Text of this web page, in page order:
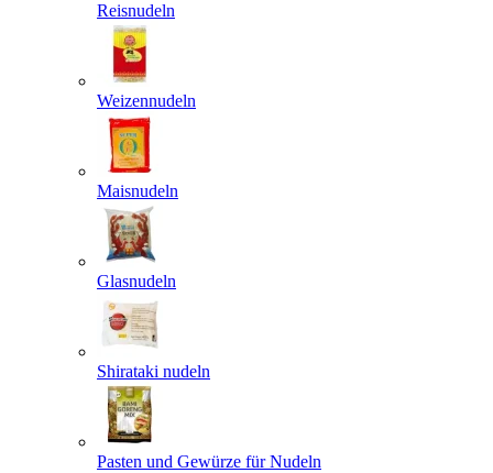
Reisnudeln
Weizennudeln
Maisnudeln
Glasnudeln
Shirataki nudeln
Pasten und Gewürze für Nudeln